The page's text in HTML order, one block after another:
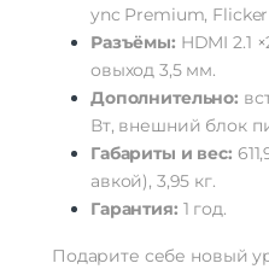
ync Premium, Flicker
Разъёмы: HDMI 2.1
овыход 3,5мм.
Дополнительно:
Вт, внешний блок
Габариты и вес:
авкой), 3,95 кг.
Гарантия: 1 год.
Подарите себе новый